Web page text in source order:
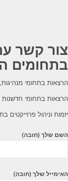
צור קשר
בתחומים
הרצאות בתחומי מנהיגות,
הרצאות בתחומי חדשנות
יזמות וניהול פרוייקטים
השם שלך (חובה)
האימייל שלך (חובה)